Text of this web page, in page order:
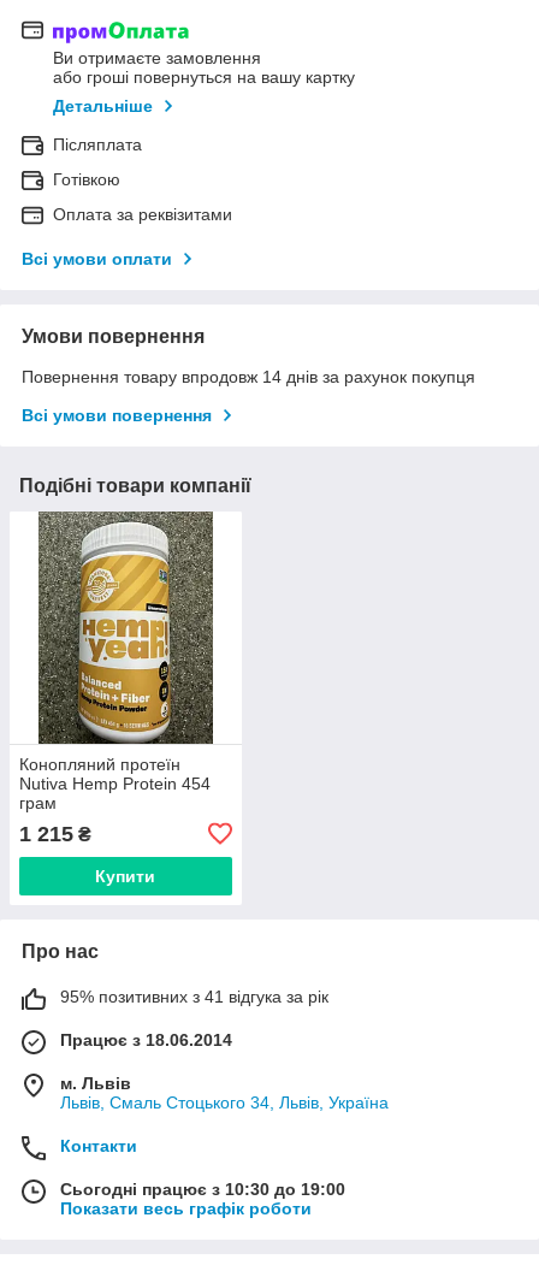
Ви отримаєте замовлення
або гроші повернуться на вашу картку
Детальніше
Післяплата
Готівкою
Оплата за реквізитами
Всі умови оплати
Умови повернення
Повернення товару впродовж 14 днів за рахунок покупця
Всі умови повернення
Подібні товари компанії
Конопляний протеїн
Nutiva Hemp Protein 454
грам
1 215 ₴
Купити
Про нас
95% позитивних з 41 відгука за рік
Працює з 18.06.2014
м. Львів
Львів, Смаль Стоцького 34, Львів, Україна
Контакти
Сьогодні працює з 10:30 до 19:00
Показати весь графік роботи